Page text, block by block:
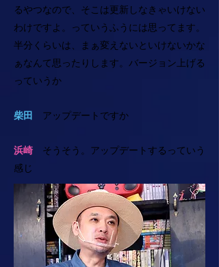
るやつなので、そこは更新しなきゃいけない
わけですよ。っていうふうには思ってます。
半分くらいは、まぁ変えないといけないかな
ぁなんて思ったりします。バージョン上げる
っていうか
柴田 アップデートですか
浜崎 そうそう。アップデートするっていう
感じ